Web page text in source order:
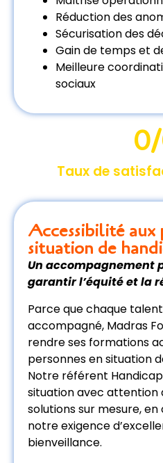
Réduction des
Sécurisation des
Gain de temps et
Meilleure
sociaux
Taux de
0
Accessibilité aux
situation de
Un accompagnement
garantir l’équité et la
Parce que chaque
accompagné, Madras
rendre ses formations
personnes en situation
Notre référent
situation avec attention
solutions sur mesure,
notre exigence
bienveillance.